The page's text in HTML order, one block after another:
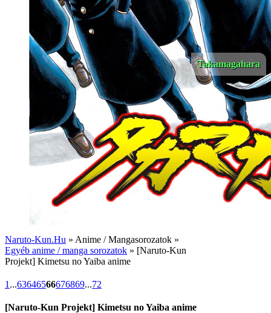
Takamagahara
Naruto-Kun.Hu » Anime / Mangasorozatok »
Egyéb anime / manga sorozatok » [Naruto-Kun
Projekt] Kimetsu no Yaiba anime
1 ...63646566676869...72
[Naruto-Kun Projekt] Kimetsu no Yaiba anime